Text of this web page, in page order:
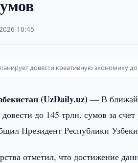
10:45
довести креативную экономику
(UzDaily.uz) —В
до 145 трлн. сумов за
Президент Республики
отметил, что достижение